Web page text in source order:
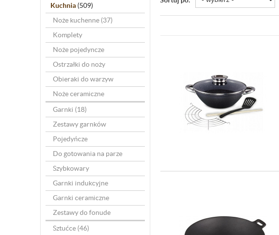
Kuchnia (509)
Noże kuchenne (37)
Komplety
Noże pojedyncze
Ostrzałki do noży
Obieraki do warzyw
Noże ceramiczne
Garnki (18)
Zestawy garnków
Pojedyńcze
Do gotowania na parze
Szybkowary
Garnki indukcyjne
Garnki ceramiczne
Zestawy do fonude
Sztućce (46)